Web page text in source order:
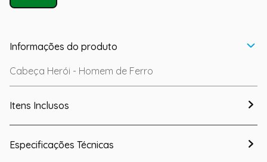
Informações do produto
Cabeça Herói - Homem de Ferro
Itens Inclusos
Especificações Técnicas